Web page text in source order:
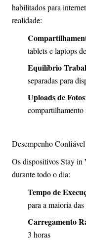
habilitados para
realidade:
tablets e laptops
Equilíbrio
separadas para
Uploads de Fotos
Desempenho
Os dispositivos Stay in
durante todo o dia:
Tempo de
para a maioria
Carregamento
3 horas